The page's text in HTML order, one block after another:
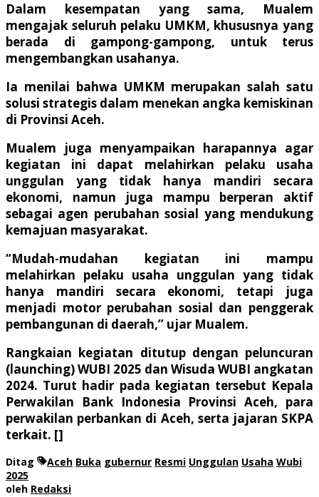
Dalam kesempatan yang sama, Mualem
mengajak seluruh pelaku UMKM, khususnya yang
berada di gampong-gampong, untuk terus
mengembangkan usahanya.
Ia menilai bahwa UMKM merupakan salah satu
solusi strategis dalam menekan angka kemiskinan
di Provinsi Aceh.
Mualem juga menyampaikan harapannya agar
kegiatan ini dapat melahirkan pelaku usaha
unggulan yang tidak hanya mandiri secara
ekonomi, namun juga mampu berperan aktif
sebagai agen perubahan sosial yang mendukung
kemajuan masyarakat.
“Mudah-mudahan kegiatan ini mampu
melahirkan pelaku usaha unggulan yang tidak
hanya mandiri secara ekonomi, tetapi juga
menjadi motor perubahan sosial dan penggerak
pembangunan di daerah,” ujar Mualem.
Rangkaian kegiatan ditutup dengan peluncuran
(launching) WUBI 2025 dan Wisuda WUBI angkatan
2024. Turut hadir pada kegiatan tersebut Kepala
Perwakilan Bank Indonesia Provinsi Aceh, para
perwakilan perbankan di Aceh, serta jajaran SKPA
terkait. []
Ditag Aceh Buka gubernur Resmi Unggulan Usaha Wubi
2025
oleh Redaksi